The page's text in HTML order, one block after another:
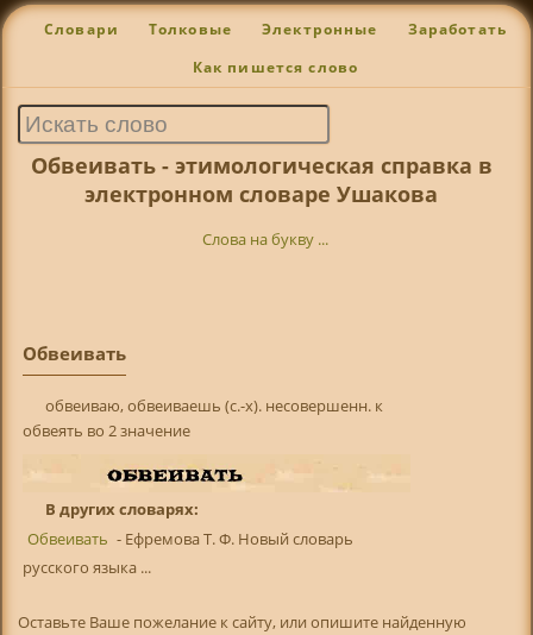
Словари Толковые Электронные Заработать
Как пишется слово
Обвеивать - этимологическая справка в
электронном словаре Ушакова
Слова на букву ...
Обвеивать
обвеиваю, обвеиваешь (с.-х). несовершенн. к
обвеять во 2 значение
В других словарях:
Обвеивать - Ефремова Т. Ф. Новый словарь
русского языка ...
Оставьте Ваше пожелание к сайту, или опишите найденную